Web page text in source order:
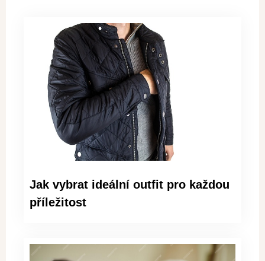
Jak vybrat ideální outfit pro každou
příležitost